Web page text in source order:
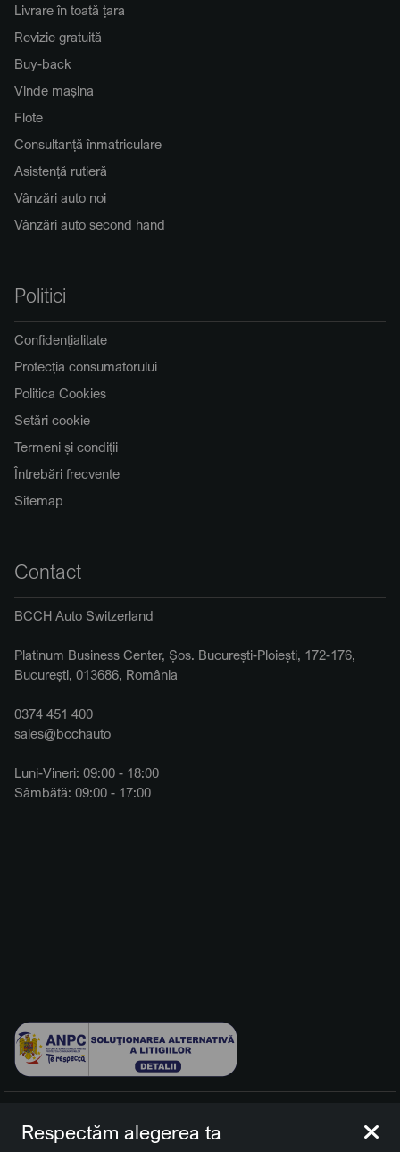
Livrare în toată țara
Revizie gratuită
Buy-back
Vinde mașina
Flote
Consultanță înmatriculare
Asistență rutieră
Vânzări auto noi
Vânzări auto second hand
Politici
Confidențialitate
Protecția consumatorului
Politica Cookies
Setări cookie
Termeni și condiții
Întrebări frecvente
Sitemap
Contact
BCCH Auto Switzerland
Platinum Business Center, Șos. București-Ploiești, 172-176,
București, 013686, România
0374 451 400
sales@bcchauto
Luni-Vineri: 09:00 - 18:00
Sâmbătă: 09:00 - 17:00
rezervate.
Respectăm alegerea ta